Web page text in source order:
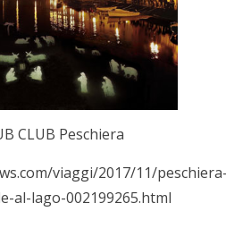
CLUB Peschiera
viaggi/2017/11/
al-lago-002199265.html